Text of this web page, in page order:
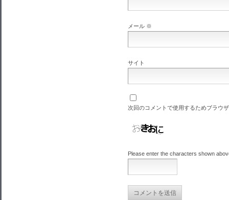
メール ※
サイト
次回のコメントで使用するためブラウ
Please enter the characters shown